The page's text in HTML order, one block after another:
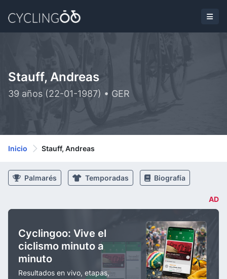
Stauff, Andreas
39 años (22-01-1987) • GER
Inicio Stauff, Andreas
Palmarés Temporadas Biografía
AD
Cyclingoo: Vive el
ciclismo minuto a
minuto
Resultados en vivo, etapas,